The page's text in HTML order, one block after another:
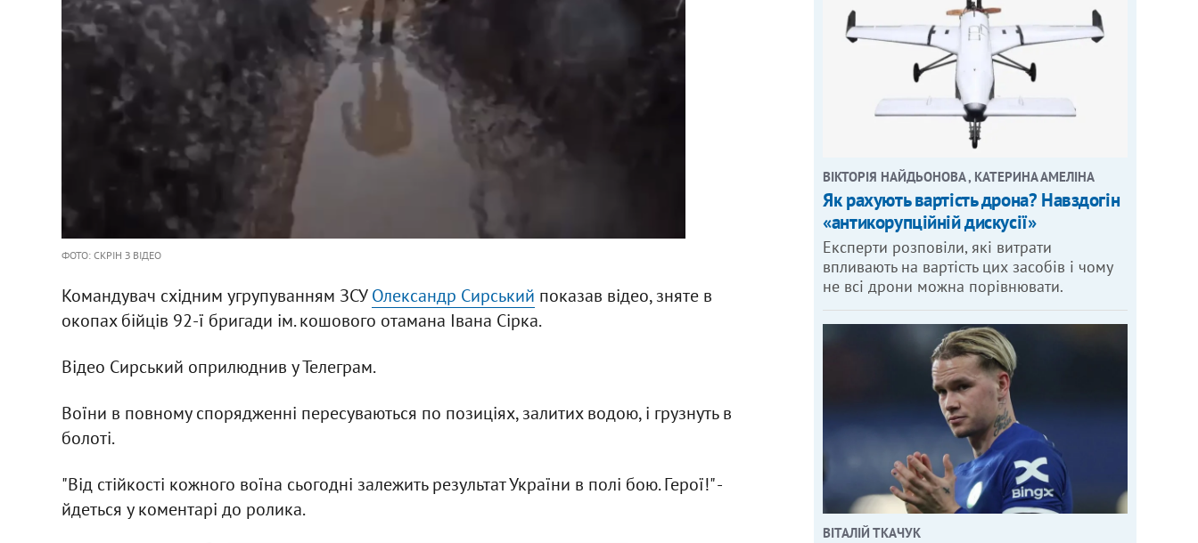
ФОТО: СКРІН З ВІДЕО
Командувач східним угрупуванням ЗСУОлександр Сирський показав відео, зняте в
окопах бійців 92-ї бригади ім. кошового отамана Івана Сірка.
Відео Сирський оприлюднив у Телеграм.
Воїни в повному спорядженні пересуваються по позиціях, залитих водою, і грузнуть в
болоті.
"Від стійкості кожного воїна сьогодні залежить результат України в полі бою. Герої!" -
йдеться у коментарі до ролика.
ВІКТОРІЯ НАЙДЬОНОВА , КАТЕРИНА АМЕЛІНА
Як рахують вартість дрона? Навздогін
«антикорупційній дискусії»
Експерти розповіли, які витрати
впливають на вартість цих засобів і чому
не всі дрони можна порівнювати.
ВІТАЛІЙ ТКАЧУК